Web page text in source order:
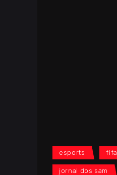
esports fifa
jornal dos sam